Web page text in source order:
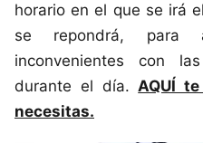
horario en el que se irá
se repondrá, para
inconvenientes con
durante el día.AQUÍ
necesitas.